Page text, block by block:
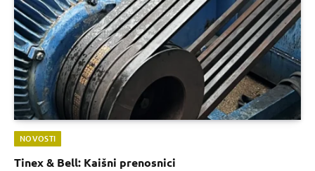
NOVOSTI
Tinex & Bell: Kaišni prenosnici